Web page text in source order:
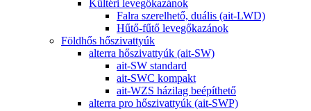
Kültéri levegőkazánok
Falra szerelhető, duális (ait-LWD)
Hűtő-fűtő levegőkazánok
Földhős hőszivattyúk
alterra hőszivattyúk (ait-SW)
ait-SW standard
ait-SWC kompakt
ait-WZS házilag beépíthető
alterra pro hőszivattyúk (ait-SWP)